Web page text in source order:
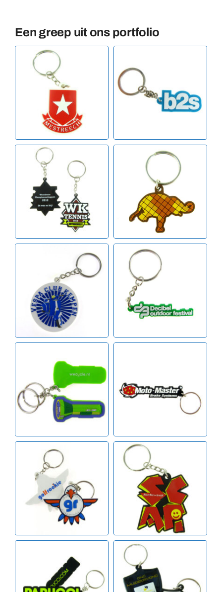
Een greep uit ons portfolio